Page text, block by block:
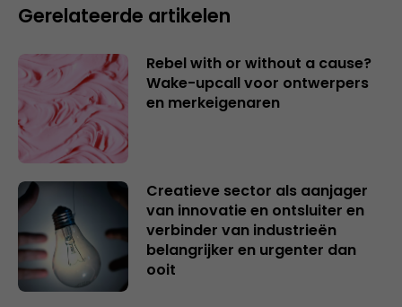
Gerelateerde artikelen
Rebel with or without a cause?
Wake-upcall voor ontwerpers
en merkeigenaren
Creatieve sector als aanjager
van innovatie en ontsluiter en
verbinder van industrieën
belangrijker en urgenter dan
ooit